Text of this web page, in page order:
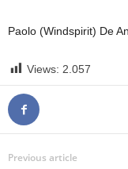
Paolo (Windspirit) De
Views: 2.057
Previous article